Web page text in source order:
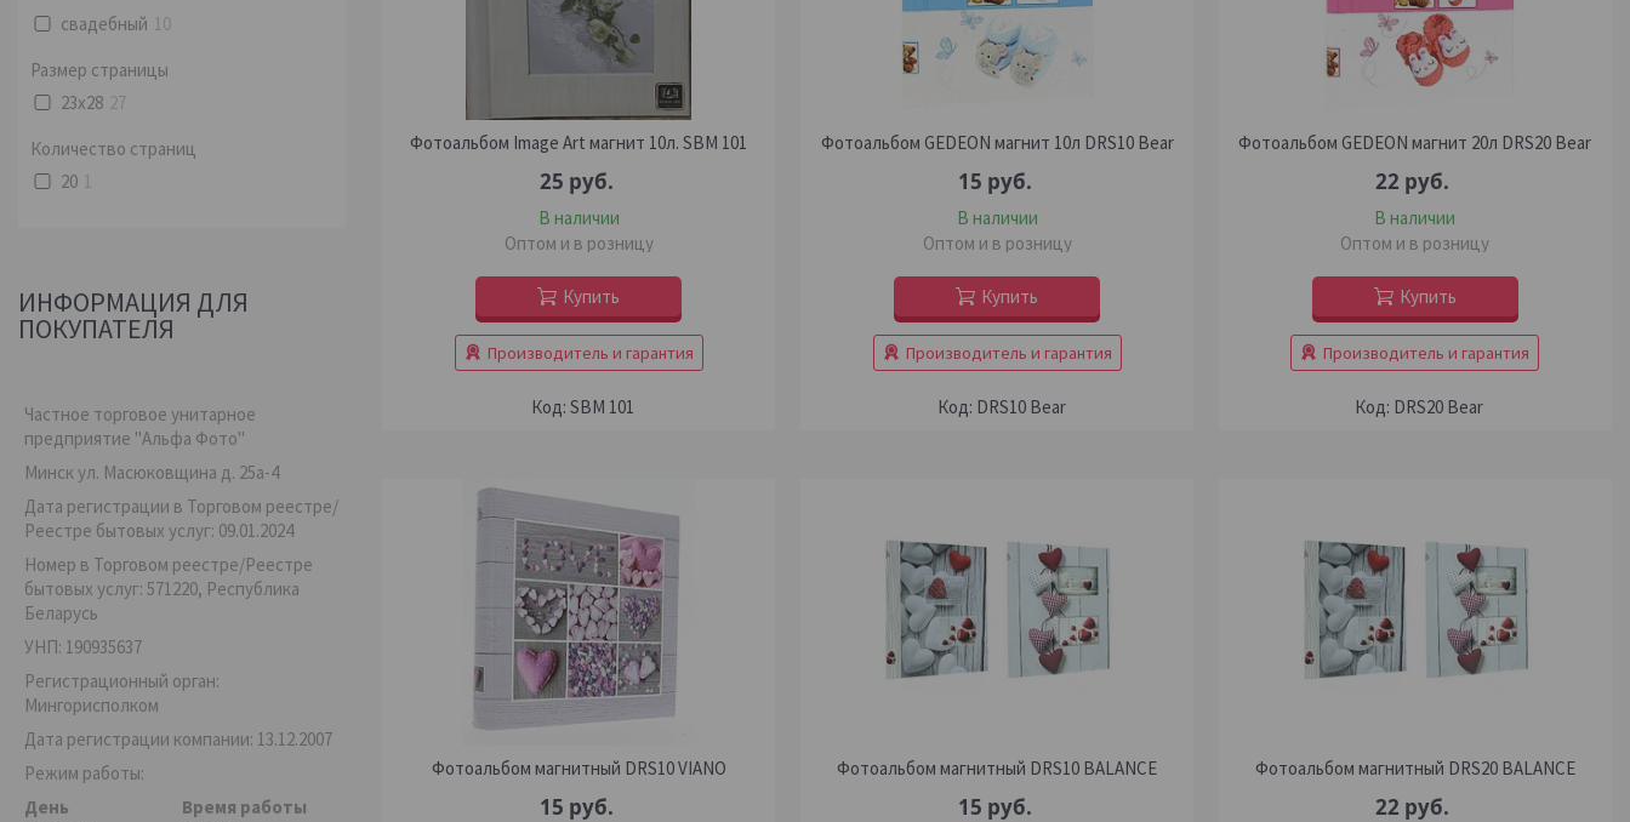
Фотоальбом Image Art магнит 10л. SBM 101
25 руб.
В наличии
Оптом и в розницу
Купить
Производитель и гарантия
SBM 101
Фотоальбом GEDEON магнит 10л DRS10 Bear
15 руб.
В наличии
Оптом и в розницу
Купить
Производитель и гарантия
DRS10 Bear
Фотоальбом GEDEON магнит 20л DRS20 Bear
22 руб.
В наличии
Оптом и в розницу
Купить
Производитель и гарантия
DRS20 Bear
Фотоальбом магнитный DRS10 VIANO
15 руб.
Фотоальбом магнитный DRS10 BALANCE
15 руб.
Фотоальбом магнитный DRS20 BALANCE
22 руб.
свадебный 10
Размер страницы
23х28 27
Количество страниц
20 1
ИНФОРМАЦИЯ ДЛЯ
ПОКУПАТЕЛЯ
Частное торговое унитарное
предприятие "Альфа Фото"
Минск ул. Масюковщина д. 25а-4
Дата регистрации в Торговом реестре/
Реестре бытовых услуг: 09.01.2024
Номер в Торговом реестре/Реестре
бытовых услуг: 571220, Республика
Беларусь
УНП: 190935637
Регистрационный орган:
Мингорисполком
Дата регистрации компании: 13.12.2007
Режим работы:
День
Время работы